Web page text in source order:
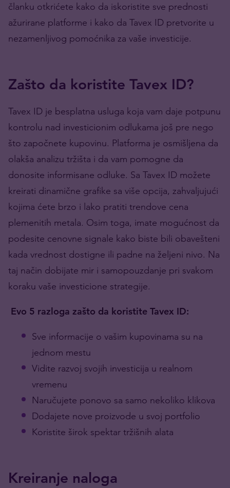
članku otkrićete kako da iskoristite sve prednosti
ažurirane platforme i kako da Tavex ID pretvorite u
nezamenljivog pomoćnika za vaše investicije.
Zašto da koristite Tavex ID?
Tavex ID je besplatna usluga koja vam daje potpunu
kontrolu nad investicionim odlukama još pre nego
što započnete kupovinu. Platforma je osmišljena da
olakša analizu tržišta i da vam pomogne da
donosite informisane odluke. Sa Tavex ID možete
kreirati dinamične grafike sa više opcija, zahvaljujući
kojima ćete brzo i lako pratiti trendove cena
plemenitih metala. Osim toga, imate mogućnost da
podesite cenovne signale kako biste bili obavešteni
kada vrednost dostigne ili padne na željeni nivo. Na
taj način dobijate mir i samopouzdanje pri svakom
koraku vaše investicione strategije.
Evo 5 razloga zašto da koristite Tavex ID:
Sve informacije o vašim kupovinama su na
jednom mestu
Vidite razvoj svojih investicija u realnom
vremenu
Naručujete ponovo sa samo nekoliko klikova
Dodajete nove proizvode u svoj portfolio
Koristite širok spektar tržišnih alata
Kreiranje naloga